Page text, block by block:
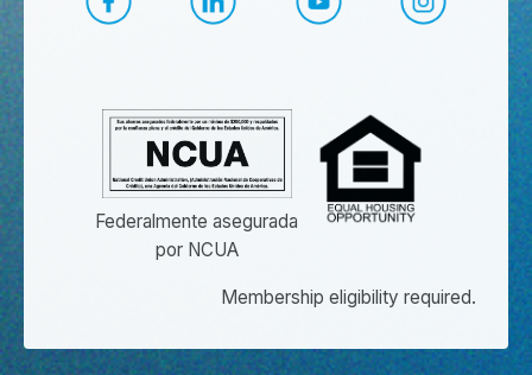
YouTube de CapEd
Federalmente asegurada
por NCUA
Membership eligibility required.